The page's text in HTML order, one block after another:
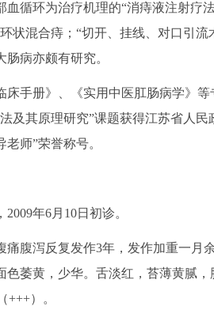
血循环为治疗机理的“消痔液注射疗
状混合痔；“切开、挂线、对口引
病亦颇有研究。
手册》、《实用中医肛肠病学》等
及其原理研究”课题获得江苏省人
师”荣誉称号。
年6月10日初诊。
腹泻反复发作3年，发作加重一月
色萎黄，少华。舌淡红，苔薄黄腻
+++）。